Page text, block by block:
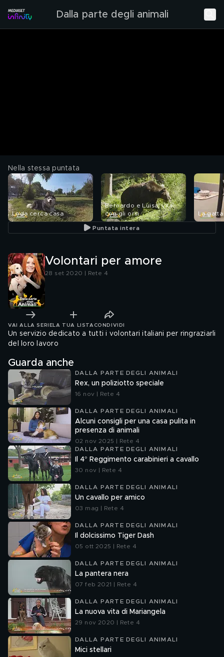
Dalla parte degli animali
Nella stessa puntata
Loda cerca casa
Bernardo e Luisa, vita
con gli orsi
La
Puntata intera
Volontari per amore
28 set 2020 | Rete 4
VAI ALLA SERIE LA TUA LISTA CONDIVIDI
Un servizio dedicato a tutti i volontari italiani per ringraziarli
del loro lavoro
Guarda anche
DALLA PARTE DEGLI ANIMALI
Rex, un poliziotto speciale
16 nov | Rete 4
DALLA PARTE DEGLI ANIMALI
Alcuni consigli per una casa pulita in
presenza di animali
02 nov 2025 | Rete 4
DALLA PARTE DEGLI ANIMALI
Il 4° Reggimento carabinieri a cavallo
30 nov | Rete 4
DALLA PARTE DEGLI ANIMALI
Un cavallo per amico
03 mag | Rete 4
DALLA PARTE DEGLI ANIMALI
Il dolcissimo Tiger Dash
05 ott 2025 | Rete 4
DALLA PARTE DEGLI ANIMALI
La pantera nera
07 feb 2021 | Rete 4
DALLA PARTE DEGLI ANIMALI
La nuova vita di Mariangela
29 nov 2020 | Rete 4
DALLA PARTE DEGLI ANIMALI
Mici stellari